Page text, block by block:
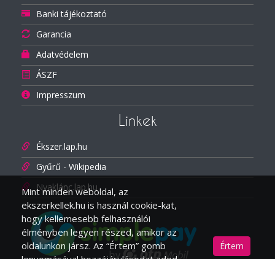
Banki tájékoztató
Garancia
Adatvédelem
ÁSZF
Impresszum
Linkek
Ékszer.lap.hu
Gyűrű - Wikipedia
Nyaklánc.lap.hu
Mint minden weboldal, az
ekszerkellek.hu is használ cookie-kat,
hogy kellemesebb felhasználói
élményben legyen részed, amikor az
oldalunkon jársz. Az “Értem” gomb
Értem